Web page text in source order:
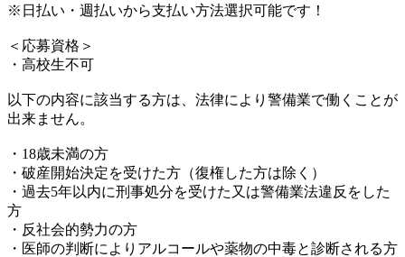
※日払い・週払いから支払い方法選択可能です！
＜応募資格＞
・高校生不可
以下の内容に該当する方は、法律により警備業で働くことが
出来ません。
・18歳未満の方
・破産開始決定を受けた方（復権した方は除く）
・過去5年以内に刑事処分を受けた又は警備業法違反をした
方
・反社会的勢力の方
・医師の判断によりアルコールや薬物の中毒と診断される方